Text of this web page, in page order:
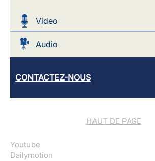
Video
Audio
CONTACTEZ-NOUS
HAUT DE PAGE
Youtube
Dailymotion